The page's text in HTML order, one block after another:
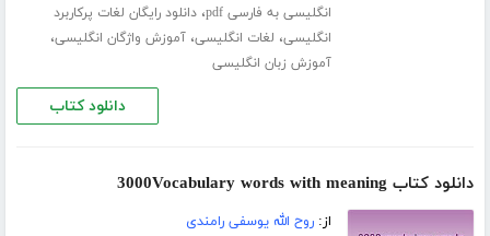
انگلیسی به فارسی pdf
،دانلود رایگان لغات پرکاربرد
انگلیسی، لغات انگلیسی،آموزش واژگان انگلیسی،
آموزش زبان انگلیسی
دانلود کتاب
دانلود کتاب 3000Vocabulary words with meaning
از:روح الله یوسفی رامندی